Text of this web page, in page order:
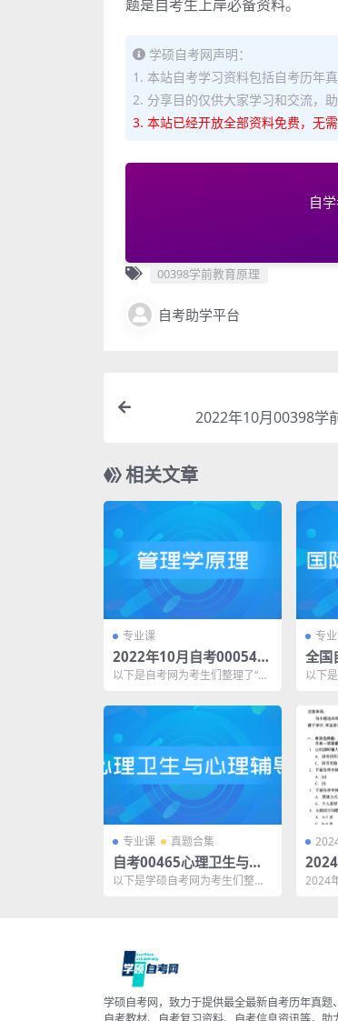
题是自考生上岸必备资料。
学硕自考网声明：
1. 本站自考学习资料包括自考历年
2. 分享目的仅供大家学习和交流，助
3. 本站已经开放全部资料免费，无
自
00398学前教育原理
自考助学平台
2022年10月00398学
相关文章
专业课
2022年10月自考00054管
理学原理真题及答案
以下是自考网为考生们整理了“20
真题及答案”...
专
全国
法概
以下
专业课 真题合集
自考00465心理卫生与心
理辅导历年真题及答案
以下是学硕自考网为考生们整理
际商
2024
学硕自考网，致力于提供最全最新自考历年真题